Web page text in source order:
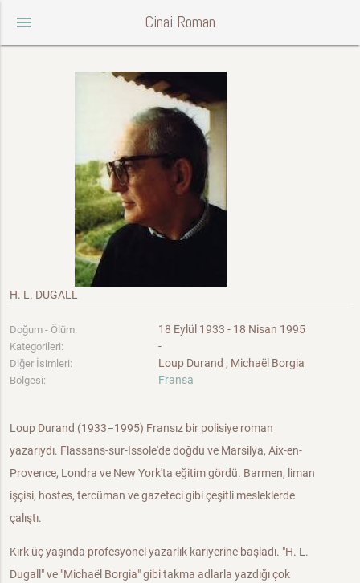
menu Cinai Roman
H. L. DUGALL
Doğum - Ölüm: 18 Eylül 1933 - 18 Nisan 1995
Kategorileri: -
Diğer İsimleri: Loup Durand , Michaël Borgia
Bölgesi: Fransa
Loup Durand (1933–1995) Fransız bir polisiye roman
yazarıydı. Flassans-sur-Issole'de doğdu ve Marsilya, Aix-en-
Provence, Londra ve New York'ta eğitim gördü. Barmen, liman
işçisi, hostes, tercüman ve gazeteci gibi çeşitli mesleklerde
çalıştı.
Kırk üç yaşında profesyonel yazarlık kariyerine başladı. "H. L.
Dugall" ve "Michaël Borgia" gibi takma adlarla yazdığı çok